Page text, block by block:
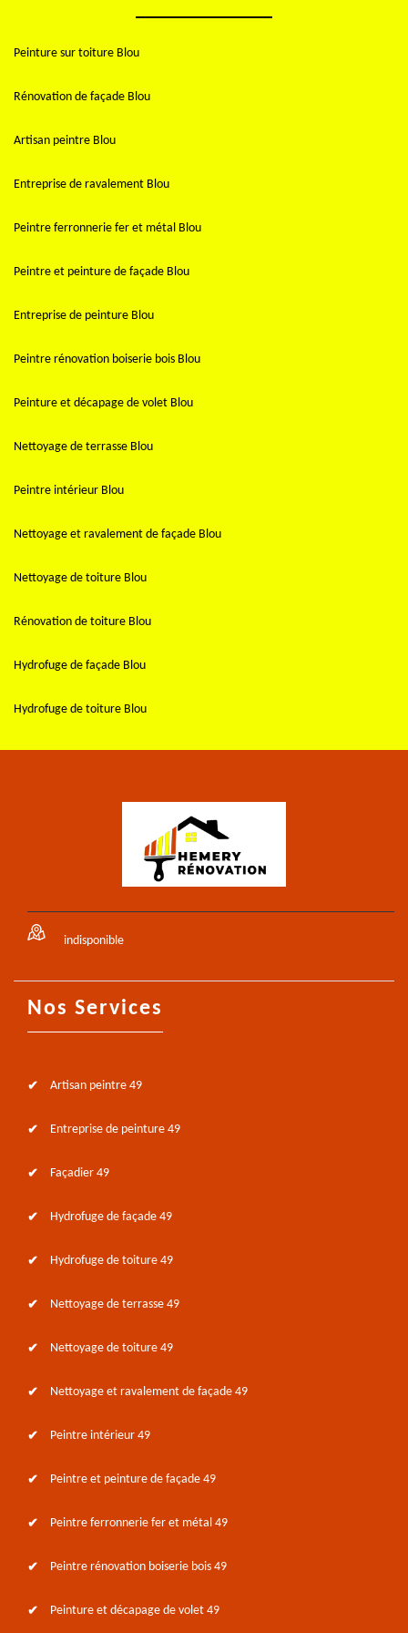
Peinture sur toiture Blou
Rénovation de façade Blou
Artisan peintre Blou
Entreprise de ravalement Blou
Peintre ferronnerie fer et métal Blou
Peintre et peinture de façade Blou
Entreprise de peinture Blou
Peintre rénovation boiserie bois Blou
Peinture et décapage de volet Blou
Nettoyage de terrasse Blou
Peintre intérieur Blou
Nettoyage et ravalement de façade Blou
Nettoyage de toiture Blou
Rénovation de toiture Blou
Hydrofuge de façade Blou
Hydrofuge de toiture Blou
indisponible
Nos Services
Artisan peintre 49
Entreprise de peinture 49
Façadier 49
Hydrofuge de façade 49
Hydrofuge de toiture 49
Nettoyage de terrasse 49
Nettoyage de toiture 49
Nettoyage et ravalement de façade 49
Peintre intérieur 49
Peintre et peinture de façade 49
Peintre ferronnerie fer et métal 49
Peintre rénovation boiserie bois 49
Peinture et décapage de volet 49